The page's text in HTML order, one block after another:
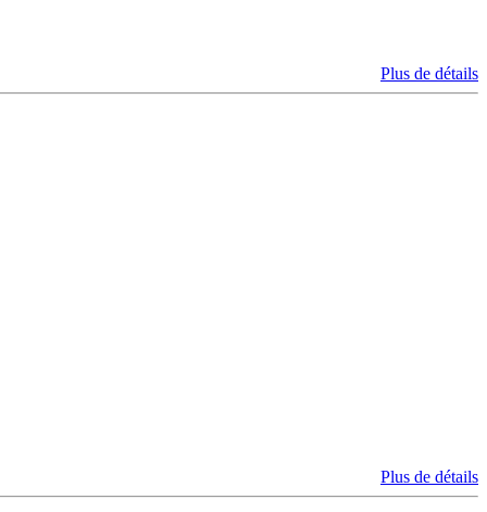
Plus de détails
Plus de détails